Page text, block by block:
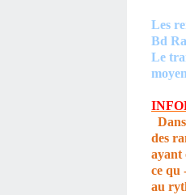
Les
Bd
Le
des
ayant
ce qu
au